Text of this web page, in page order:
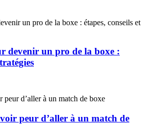
devenir un pro de la boxe :
peur d’aller à un match de